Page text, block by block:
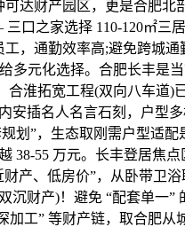
达财产园区，更是合肥北
之家选择 110-120㎡三
，通勤效率高;避免跨城
多元化选择。合肥长丰是
合淮拓宽工程(双向八车道)
安插名人名言石刻，户型
划”，生态取刚需户型适
38-55 万元。长丰登居焦
产、低房价”，从卧带卫
沉财产)！避免 “配套单一”
加工” 等财产链，取合肥从